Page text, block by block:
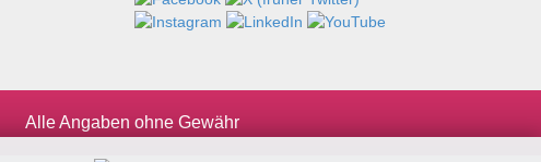
Alle Angaben ohne Gewähr